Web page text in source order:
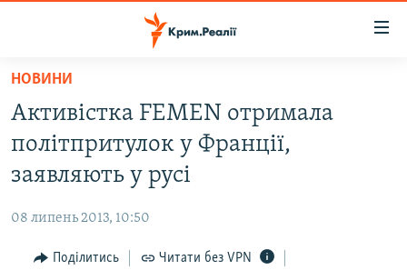
Перейти
основного
матеріалу
до
основної
Перейти
ВІДЕО ТА ФОТО
БЛОГИ
ПОГЛЯД
НОВИНИ
Активістка FEMEN отримала
політпритулок у Франції,
заявляють у русі
08 липень 2013, 10:50
Поділитись Читати без VPN